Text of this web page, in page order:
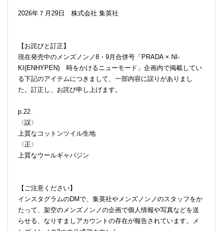
2026年７月29日 株式会社 集英社
【お詫びと訂正】
現在発売中のメンズノンノ8・9月合併号「PRADA × NI-
KI(ENHYPEN) 時をかけるニューモード」企画内で掲載してい
る下記のアイテムにつきまして、一部内容に誤りがありまし
た。訂正し、お詫び申し上げます。
p.22
〈誤〉
上質なコットンツイル生地
〈正〉
上質なウールギャバジン
【ご注意ください】
インスタグラムのDMで、集英社やメンズノンノのスタッフをか
たって、架空のメンズノンノの企画で個人情報や写真などを送
らせる、なりすましアカウントの存在が報告されています。メ